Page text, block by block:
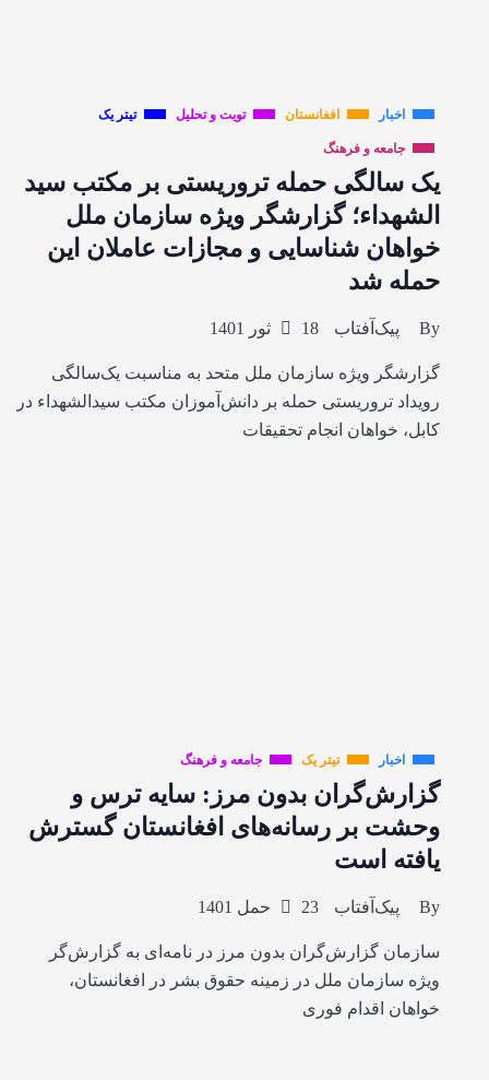
اخبار افغانستان تویت و تحلیل تیتر یک
جامعه و فرهنگ
یک سالگی حمله تروریستی بر مکتب سید
الشهداء؛ گزارشگر ویژه سازمان ملل
خواهان شناسایی و مجازات عاملان این
حمله شد
By پیک‌آفتاب 18 ثور 1401
گزارشگر ویژه سازمان ملل متحد به مناسبت یک‌سالگی
رویداد تروریستی حمله بر دانش‌آموزان مکتب سیدالشهداء در
کابل، خواهان انجام تحقیقات
اخبار تیتر یک جامعه و فرهنگ
گزارش‌گران بدون مرز: سایه ترس و
وحشت بر رسانه‌های افغانستان گسترش
یافته است
By پیک‌آفتاب 23 حمل 1401
سازمان گزارش‌گران بدون مرز در نامه‌ای به گزارش‌گر
ویژه سازمان ملل در زمینه حقوق بشر در افغانستان،
خواهان اقدام فوری